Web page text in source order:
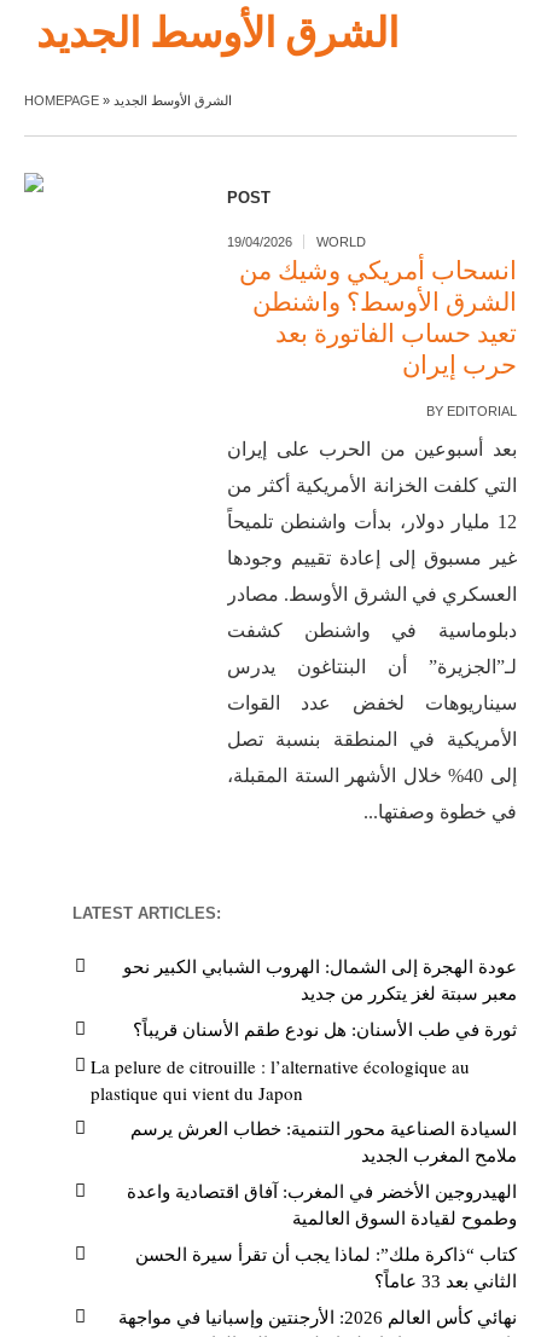
الشرق الأوسط الجديد
HOMEPAGE » الشرق الأوسط الجديد
POST
19/04/2026 WORLD
انسحاب أمريكي وشيك من
الشرق الأوسط؟ واشنطن
تعيد حساب الفاتورة بعد
حرب إيران
BY EDITORIAL
بعد أسبوعين من الحرب على إيران
التي كلفت الخزانة الأمريكية أكثر من
12 مليار دولار، بدأت واشنطن تلميحاً
غير مسبوق إلى إعادة تقييم وجودها
العسكري في الشرق الأوسط. مصادر
دبلوماسية في واشنطن كشفت
لـ”الجزيرة” أن البنتاغون يدرس
سيناريوهات لخفض عدد القوات
الأمريكية في المنطقة بنسبة تصل
إلى 40% خلال الأشهر الستة المقبلة،
في خطوة وصفتها...
LATEST ARTICLES:
عودة الهجرة إلى الشمال: الهروب الشبابي الكبير نحو
معبر سبتة لغز يتكرر من جديد
ثورة في طب الأسنان: هل نودع طقم الأسنان قريباً؟
La pelure de citrouille : l’alternative écologique au
plastique qui vient du Japon
السيادة الصناعية محور التنمية: خطاب العرش يرسم
ملامح المغرب الجديد
الهيدروجين الأخضر في المغرب: آفاق اقتصادية واعدة
وطموح لقيادة السوق العالمية
كتاب “ذاكرة ملك”: لماذا يجب أن تقرأ سيرة الحسن
الثاني بعد 33 عاماً؟
نهائي كأس العالم 2026: الأرجنتين وإسبانيا في مواجهة